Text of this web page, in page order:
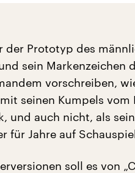
der Prototyp des
sein Markenzeichen
vorschreiben,
seinen Kumpels
und auch nicht, als
für Jahre auf
soll es von